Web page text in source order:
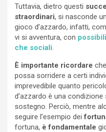
Tuttavia, dietro questi
straordinari, si nasconde
gioco d’azzardo, infatti,
vi si avventura, con
che sociali.
È importante ricordare
possa sorridere a certi
imprevedibile quanto
d’azzardo è una
sostegno. Perciò, mentre
seguire l’esempio dei
fortuna, è fondamentale